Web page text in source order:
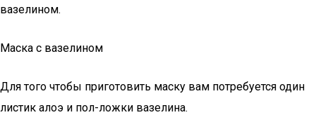
вазелином.
Маска с вазелином
Для того чтобы приготовить маску вам потребуется один
листик алоэ и пол-ложки вазелина.